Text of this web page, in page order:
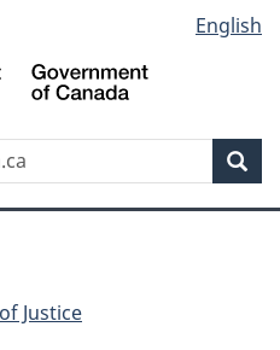
au
contenu
propos
de
la
HTML
simplifiée
English
Justice